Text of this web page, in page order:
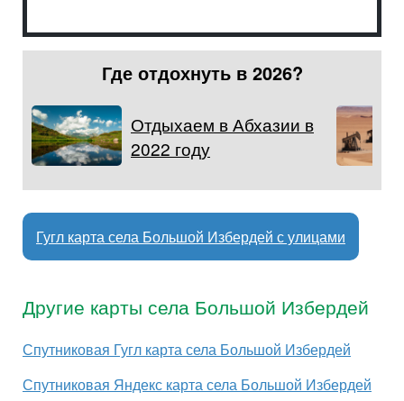
Где отдохнуть в 2026?
Отдыхаем в Абхазии в
2022 году
Гугл карта села Большой Избердей с улицами
Другие карты села Большой Избердей
Спутниковая Гугл карта села Большой Избердей
Спутниковая Яндекс карта села Большой Избердей